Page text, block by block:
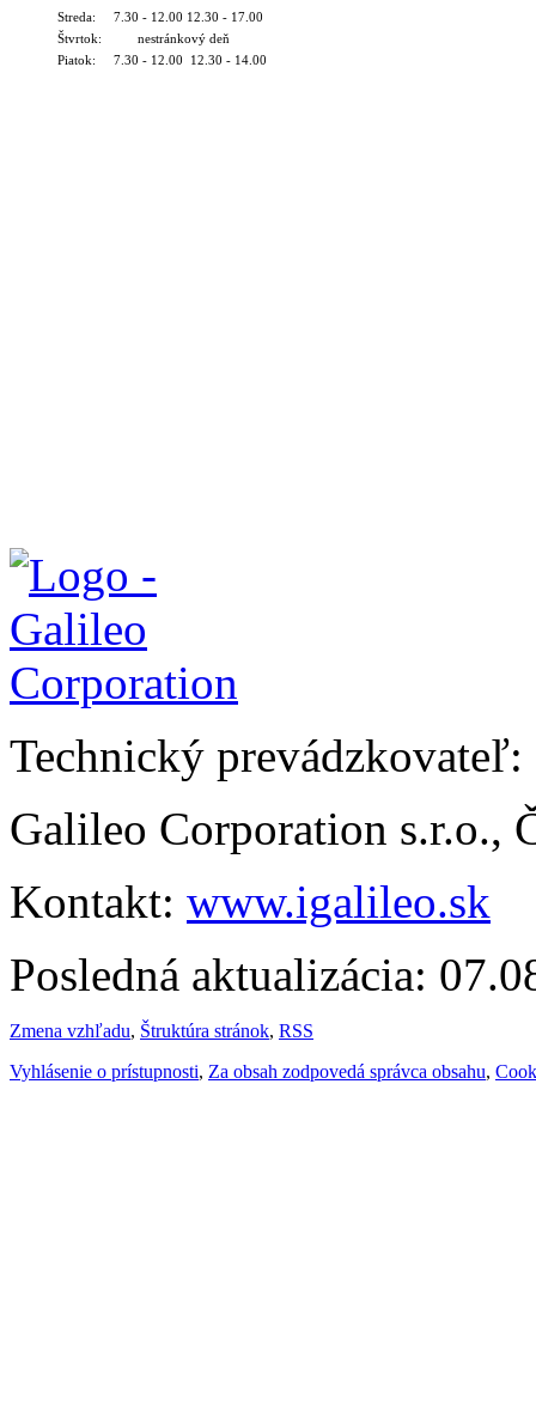
Streda: 7.30 - 12.00 12.30 - 17.00
Štvrtok: nestránkový deň
Piatok: 7.30 - 12.00 12.30 - 14.00
Technický prevádzkovateľ:
Galileo Corporation s.r.o.,
Kontakt: www.igalileo.sk
Posledná aktualizácia:
Zmena vzhľadu, Štruktúra stránok, RSS
Vyhlásenie o prístupnosti, Za obsah zodpovedá správca obsahu,